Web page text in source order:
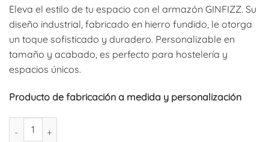
Eleva el estilo de tu espacio con el armazón GINFIZZ. Su
diseño industrial, fabricado en hierro fundido, le otorga
un toque sofisticado y duradero. Personalizable en
tamaño y acabado, es perfecto para hostelería y
espacios únicos.
Producto de fabricación a medida y personalización
Pie de mesa Bashilo cantidad